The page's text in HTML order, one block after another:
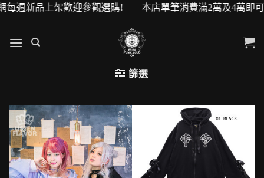
歡迎參觀選購! 本店單筆消費滿2萬及4萬即可升級VIP
篩選